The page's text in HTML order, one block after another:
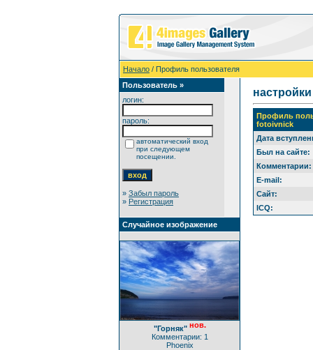
Начало / Профиль пользователя
Пользователь »
логин:
пароль:
автоматический вход
при следующем
посещении.
» Забыл пароль
» Регистрация
Случайное изображение
"Горняк" нов.
Комментарии: 1
Phoenix
настройки
Профиль
fotoivnick
Дата
Был на сайте:
Комментарии:
E-mail:
Сайт:
ICQ: